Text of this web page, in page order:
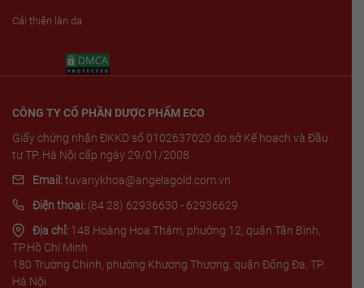
CÔNG TY CỔ PHẦN DƯỢC PHẨM ECO
Giấy chứng nhận ĐKKD số 0102637020 do sở Kế hoạch và Đầu
tư TP. Hà Nội cấp ngày 29/01/2008
Email:tuvanykhoa@angelagold.com.vn
Điện thoại: (84 28) 62936630 - 62936629
Địa chỉ: 148 Hoàng Hoa Thám, phường 12, quận Tân Bình,
TP.Hồ Chí Minh
180 Trường Chinh, phường Khương Thượng, quận Đống Đa, TP.
Hà Nội
Cải thiện làn da